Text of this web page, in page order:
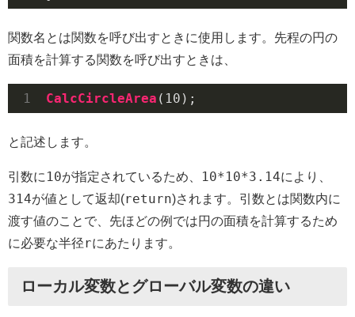
関数名 とは関数を呼び出すときに使用します。先程の円の
面積を計算する関数を呼び出すときは、
CalcCircleArea ( 10
と記述します。
引数に 10が指定されているため、 10*10*3.14により、
314が値として返却(return)されます。 引数とは関数内に
渡す値のことで、先ほどの例では円の面積を計算するため
に必要な半径rにあたります。
ローカル変数とグローバル変数の違い